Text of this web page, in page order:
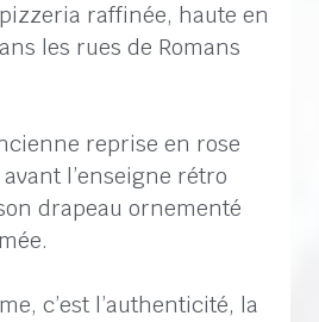
raffinée, haute en
les rues de Romans
reprise en rose
l’enseigne rétro
drapeau ornementé
c’est l’authenticité, la